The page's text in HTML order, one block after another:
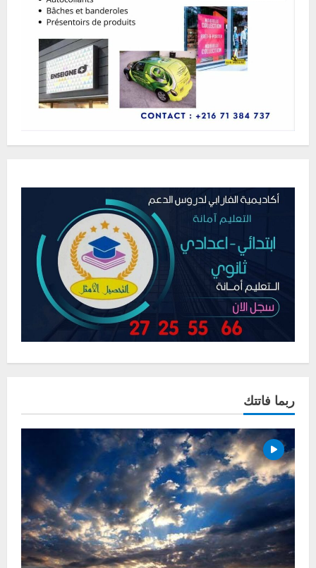
ربما فاتتك